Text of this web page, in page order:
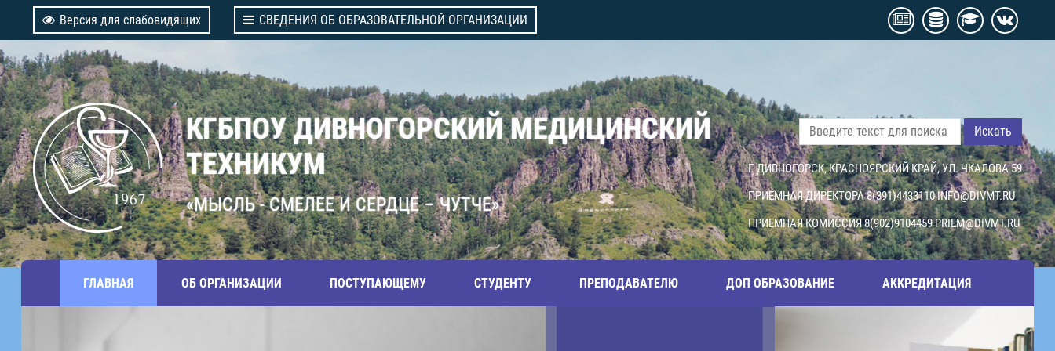
Версия для слабовидящих СВЕДЕНИЯ ОБ ОБРАЗОВАТЕЛЬНОЙ ОРГАНИЗАЦИИ
КГБПОУ ДИВНОГОРСКИЙ МЕДИЦИНСКИЙ
ТЕХНИКУМ
«МЫСЛЬ - СМЕЛЕЕ И СЕРДЦЕ – ЧУТЧЕ»
Искать
Г. ДИВНОГОРСК, КРАСНОЯРСКИЙ КРАЙ, УЛ. ЧКАЛОВА 59
ПРИЕМНАЯ ДИРЕКТОРА 8(391)4433110INFO@DIVMT.RU
ПРИЕМНАЯ КОМИССИЯ 8(902)9104459PRIEM@DIVMT.RU
ГЛАВНАЯ ОБ ОРГАНИЗАЦИИ ПОСТУПАЮЩЕМУ СТУДЕНТУ ПРЕПОДАВАТЕЛЮ ДОП ОБРАЗОВАНИЕ АККРЕДИТАЦИЯ